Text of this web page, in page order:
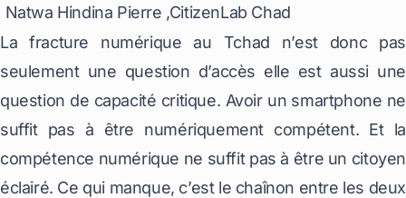
Natwa Hindina Pierre ,CitizenLab Chad
La fracture numérique au Tchad n’est donc pas
seulement une question d’accès elle est aussi une
question de capacité critique. Avoir un smartphone ne
suffit pas à être numériquement compétent. Et la
compétence numérique ne suffit pas à être un citoyen
éclairé. Ce qui manque, c’est le chaînon entre les deux